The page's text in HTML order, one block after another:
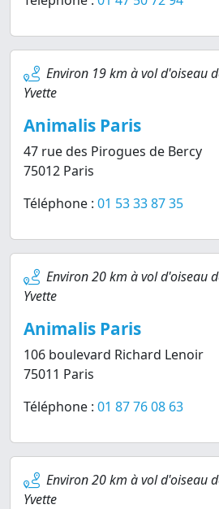
Environ 19 km à vol d'oiseau
Yvette
Animalis Paris
47 rue des Pirogues de Bercy
75012 Paris
Téléphone : 01 53 33 87 35
Environ 20 km à vol d'oiseau
Yvette
Animalis Paris
106 boulevard Richard Lenoir
75011 Paris
Téléphone : 01 87 76 08 63
Environ 20 km à vol d'oiseau
Yvette